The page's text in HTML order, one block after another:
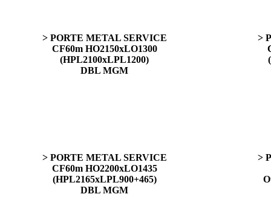
> PORTE METAL SERVICE
CF60m HO2150xLO1300
(HPL2100xLPL1200)
DBL MGM
>
> PORTE METAL SERVICE
CF60m HO2200xLO1435
(HPL2165xLPL900+465)
DBL MGM
>